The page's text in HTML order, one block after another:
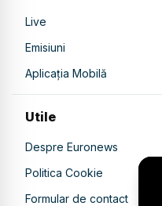
Live
Emisiuni
Aplicația Mobilă
Utile
Despre Euronews
Politica Cookie
Formular de contact